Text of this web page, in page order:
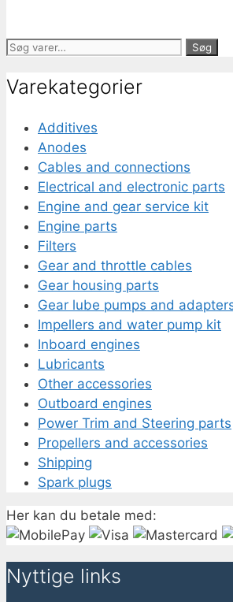
Søg
Søg
Varekategorier
Additives
Anodes
Cables and connections
Electrical and electronic parts
Engine and gear service kit
Engine parts
Filters
Gear and throttle cables
Gear housing parts
Gear lube pumps and
Impellers and water pump kit
Inboard engines
Lubricants
Other accessories
Outboard engines
Power Trim and Steering parts
Propellers and accessories
Shipping
Spark plugs
Her kan du betale med:
Nyttige links